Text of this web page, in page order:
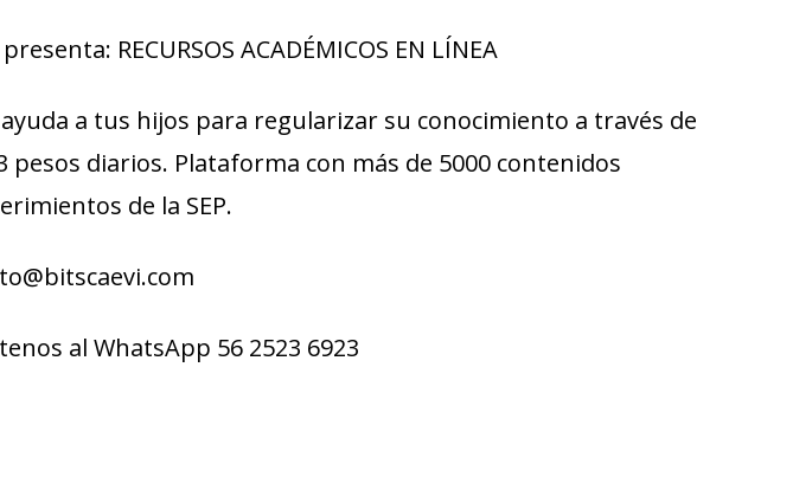
RECURSOS ACADÉMICOS EN LÍNEA
ayuda a tus hijos para regularizar su conocimiento a través de
diarios. Plataforma con más de 5000 contenidos
de la SEP.
al WhatsApp 56 2523 6923